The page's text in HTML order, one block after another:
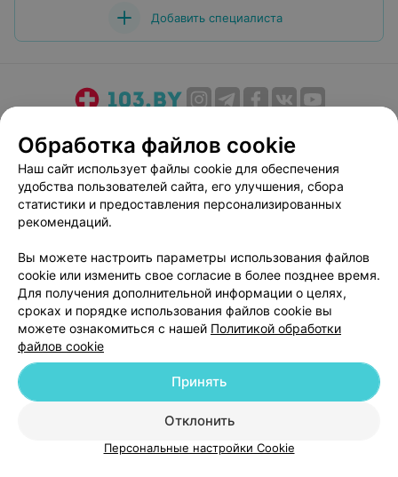
Добавить специалиста
Медицинский маркетинг
Публичный договор
Пользовательское соглашение
Способы оплаты
Вакансии
Партнеры
Написать руководителю 103.by
Персональные настройки cookie
Обработка персональных данных
© 2026 ООО «Артокс Лаб», УНП 191700409| 220012, Республика Беларусь,
г. Минск, улица Толбухина, 2, пом. 16 | help@103.by
Обработка файлов cookie
Наш сайт использует файлы cookie для обеспечения
удобства пользователей сайта, его улучшения, сбора
статистики и предоставления персонализированных
рекомендаций.
Вы можете настроить параметры использования файлов
cookie или изменить свое согласие в более позднее время.
Для получения дополнительной информации о целях,
сроках и порядке использования файлов cookie вы
можете ознакомиться с нашей Политикой обработки
файлов cookie
Отклонить
Принять
Персональные настройки Cookie